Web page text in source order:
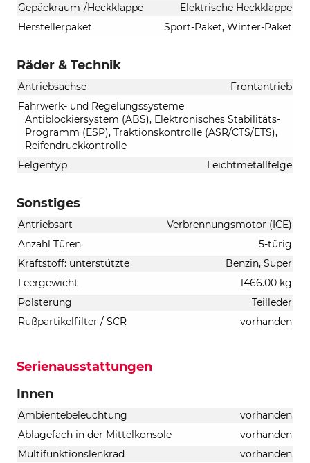
Gepäckraum-/Heckklappe
Elektrische Heckklappe
Herstellerpaket
Sport-Paket, Winter-Paket
Räder & Technik
Antriebsachse
Frontantrieb
Fahrwerk- und Regelungssysteme
Antiblockiersystem (ABS), Elektronisches Stabilitäts-
Programm (ESP), Traktionskontrolle (ASR/CTS/ETS),
Reifendruckkontrolle
Felgentyp
Leichtmetallfelge
Sonstiges
Antriebsart
Verbrennungsmotor (ICE)
Anzahl Türen
5-türig
Kraftstoff: unterstützte
Benzin, Super
Leergewicht
1466.00 kg
Polsterung
Teilleder
Rußpartikelfilter / SCR
vorhanden
Serienausstattungen
Innen
Ambientebeleuchtung
vorhanden
Ablagefach in der Mittelkonsole
vorhanden
Multifunktionslenkrad
vorhanden